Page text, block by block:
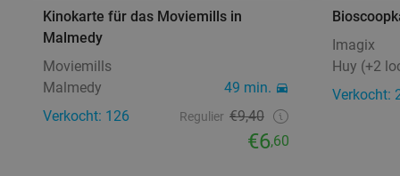
Kinokarte für das Moviemills in
Malmedy
Moviemills
Malmedy
49 min.
Verkocht: 126
Regulier €9,40
€6,60
Imagix
Huy (+2
Verkocht: